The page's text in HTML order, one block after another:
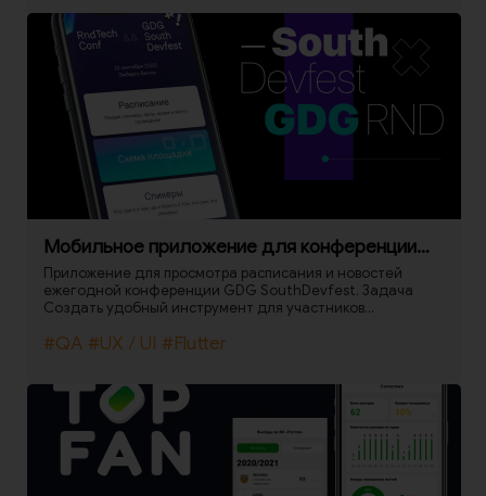
Мобильное приложение для конференции
DevFest
Приложение для просмотра расписания и новостей
ежегодной конференции GDG SouthDevfest. Задача
Создать удобный инструмент для участников
расписание, последние новости и общий список
разработку на Flutter + Firebase.Работа с Firebase
позволила оперативно в реальном времени решить
следующие задачи:- вносить в расписание изменения,
дополнять его- уведомлять пользователей об
изменениях.
#QA #UX / UI #Flutter